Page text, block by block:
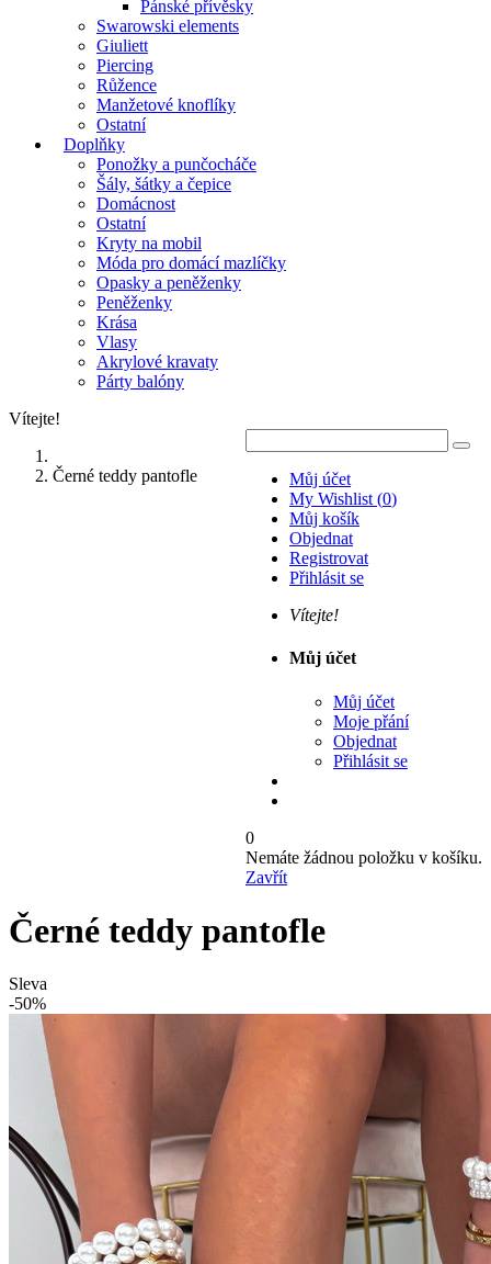
Pánské přívěsky
Swarowski elements
Giuliett
Piercing
Růžence
Manžetové knoflíky
Ostatní
Doplňky
Ponožky a punčocháče
Šály, šátky a čepice
Domácnost
Ostatní
Kryty na mobil
Móda pro domácí mazlíčky
Opasky a peněženky
Peněženky
Krása
Vlasy
Akrylové kravaty
Párty balóny
Vítejte!
Můj účet
My Wishlist (0)
Můj košík
Objednat
Registrovat
Přihlásit se
Vítejte!
Můj účet
Můj účet
Moje přání
Objednat
Přihlásit se
0
Nemáte žádnou položku v košíku.
Zavřít
Černé teddy pantofle
Černé teddy pantofle
Sleva
-50%